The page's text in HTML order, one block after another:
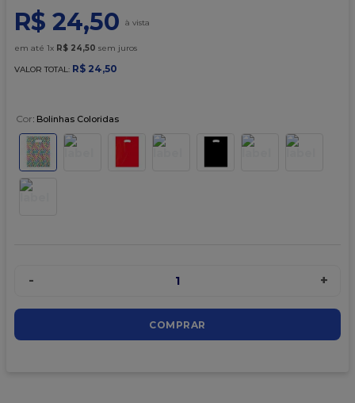
R$ 24,50
em até 1x R$ 24,50 sem juros
VALOR TOTAL: R$ 24,50
Cor: Bolinhas Coloridas
- 1 +
COMPRAR
9
caixa kraft
chocolate